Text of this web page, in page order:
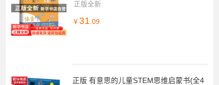
正版全新
￥ 31.09
正版 有意思的儿童STEM思维启蒙书(全4